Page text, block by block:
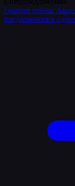
Горячее сейчас
предложения в